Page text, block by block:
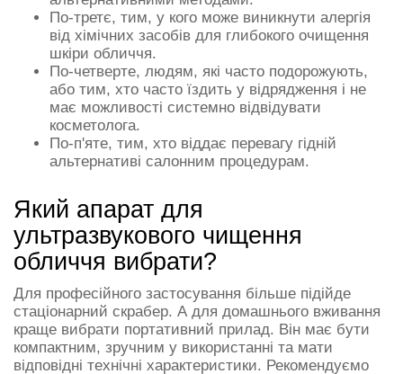
По-третє, тим, у кого може виникнути алергія
від хімічних засобів для глибокого очищення
шкіри обличчя.
По-четверте, людям, які часто подорожують,
або тим, хто часто їздить у відрядження і не
має можливості системно відвідувати
косметолога.
По-п'яте, тим, хто віддає перевагу гідній
альтернативі салонним процедурам.
Який апарат для
ультразвукового чищення
обличчя вибрати?
Для професійного застосування більше підійде
стаціонарний скрабер. А для домашнього вживання
краще вибрати портативний прилад. Він має бути
компактним, зручним у використанні та мати
відповідні технічні характеристики. Рекомендуємо